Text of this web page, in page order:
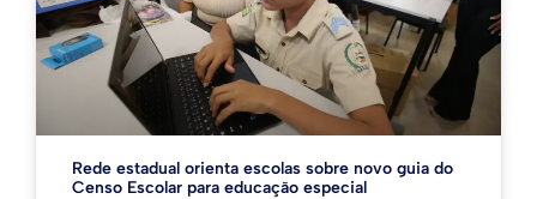
Rede estadual orienta escolas sobre novo guia do
Censo Escolar para educação especial